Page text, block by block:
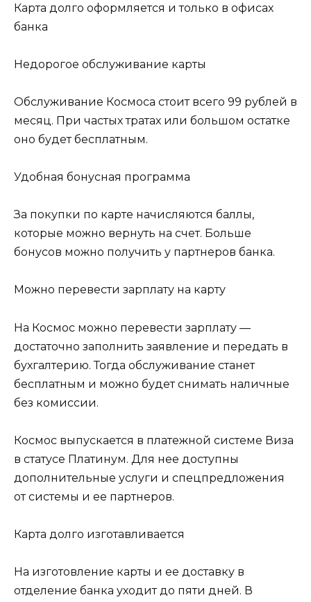
Карта долго оформляется и только в офисах
банка
Недорогое обслуживание карты
Обслуживание Космоса стоит всего 99 рублей в
месяц. При частых тратах или большом остатке
оно будет бесплатным.
Удобная бонусная программа
За покупки по карте начисляются баллы,
которые можно вернуть на счет. Больше
бонусов можно получить у партнеров банка.
Можно перевести зарплату на карту
На Космос можно перевести зарплату —
достаточно заполнить заявление и передать в
бухгалтерию. Тогда обслуживание станет
бесплатным и можно будет снимать наличные
без комиссии.
Космос выпускается в платежной системе Виза
в статусе Платинум. Для нее доступны
дополнительные услуги и спецпредложения
от системы и ее партнеров.
Карта долго изготавливается
На изготовление карты и ее доставку в
отделение банка уходит до пяти дней. В